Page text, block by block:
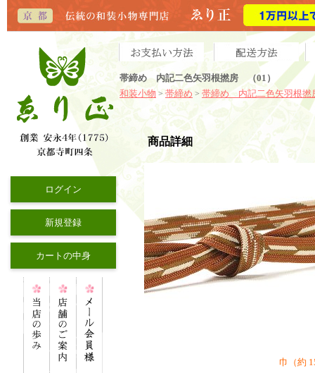
帯締め 内記二色矢羽根撚房 （01）
和装小物 > 帯締め > 帯締め 内記二色矢羽根撚
ログイン
新規登録
カートの中身
商品詳細
巾（約